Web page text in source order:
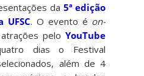
da 5ª edição
. O evento é on-
peloYouTube
dias o Festival
além de 4